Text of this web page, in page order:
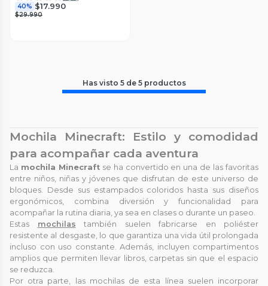
40% $17.990
$29.990
Has visto 5de 5 productos
Mochila Minecraft: Estilo y comodidad
para acompañar cada aventura
La mochila Minecraftse ha convertido en una de las favoritas
entre niños, niñas y jóvenes que disfrutan de este universo de
bloques. Desde sus estampados coloridos hasta sus diseños
ergonómicos, combina diversión y funcionalidad para
acompañar la rutina diaria, ya sea en clases o durante un paseo.
Estas mochilas también suelen fabricarse en poliéster
resistente al desgaste, lo que garantiza una vida útil prolongada
incluso con uso constante. Además, incluyen compartimentos
amplios que permiten llevar libros, carpetas sin que el espacio
se reduzca.
Por otra parte, las mochilas de esta línea suelen incorporar